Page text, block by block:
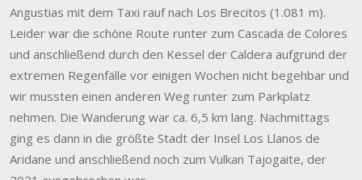
Angustias mit dem Taxi rauf nach Los Brecitos (1.081 m).
Leider war die schöne Route runter zum Cascada de Colores
und anschließend durch den Kessel der Caldera aufgrund der
extremen Regenfälle vor einigen Wochen nicht begehbar und
wir mussten einen anderen Weg runter zum Parkplatz
nehmen. Die Wanderung war ca. 6,5 km lang. Nachmittags
ging es dann in die größte Stadt der Insel Los Llanos de
Aridane und anschließend noch zum Vulkan Tajogaite, der